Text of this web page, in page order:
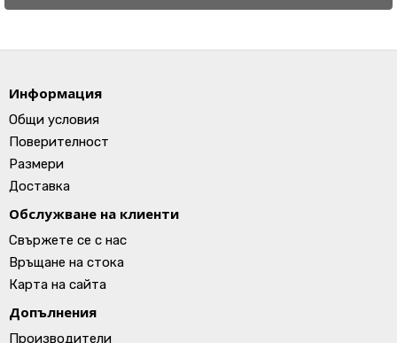
Информация
Общи условия
Поверителност
Размери
Доставка
Обслужване на клиенти
Свържете се с нас
Връщане на стока
Карта на сайта
Допълнения
Производители